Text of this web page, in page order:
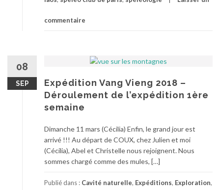
commentaire
08
SEP
Expédition Vang Vieng 2018 –
Déroulement de l’expédition 1ère
semaine
Dimanche 11 mars (Cécilia) Enfin, le grand jour est
arrivé !!! Au départ de COUX, chez Julien et moi
(Cécilia), Abel et Christelle nous rejoignent. Nous
sommes chargé comme des mules, […]
Publié dans : Cavité naturelle, Expéditions, Exploration,